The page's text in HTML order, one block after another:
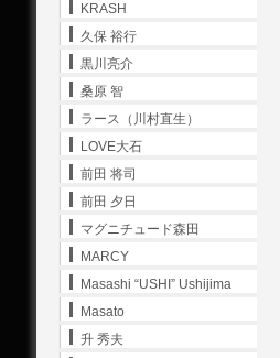
KRASH
久保 裕行
黒川亮介
桑原 智
ラース（川村直生）
LOVE大石
前田 将司
前田 夕日
マグニチュード森田
MARCY
Masashi “USHI” Ushijima
Masato
升 秀夫